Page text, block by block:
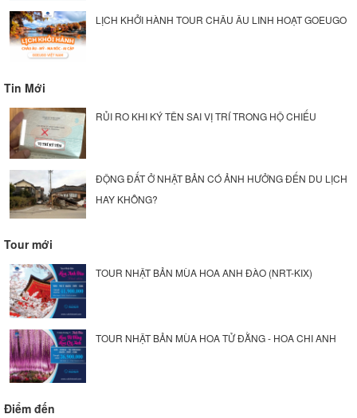
LỊCH KHỞI HÀNH TOUR CHÂU ÂU LINH HOẠT GOEUGO
Tin Mới
RỦI RO KHI KÝ TÊN SAI VỊ TRÍ TRONG HỘ CHIẾU
ĐỘNG ĐẤT Ở NHẬT BẢN CÓ ẢNH HƯỞNG ĐẾN DU LỊCH
HAY KHÔNG?
Tour mới
TOUR NHẬT BẢN MÙA HOA ANH ĐÀO (NRT-KIX)
TOUR NHẬT BẢN MÙA HOA TỬ ĐẰNG - HOA CHI ANH
Điểm đến